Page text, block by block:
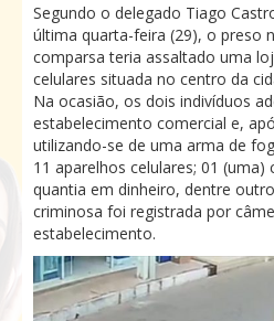
Segundo o delegado Tiago
última quarta-feira (29), o preso
comparsa teria assaltado uma
celulares situada no centro da
Na ocasião, os dois indivíduos
estabelecimento comercial e,
utilizando-se de uma arma de
11 aparelhos celulares; 01 (uma)
quantia em dinheiro, dentre
criminosa foi registrada por
estabelecimento.